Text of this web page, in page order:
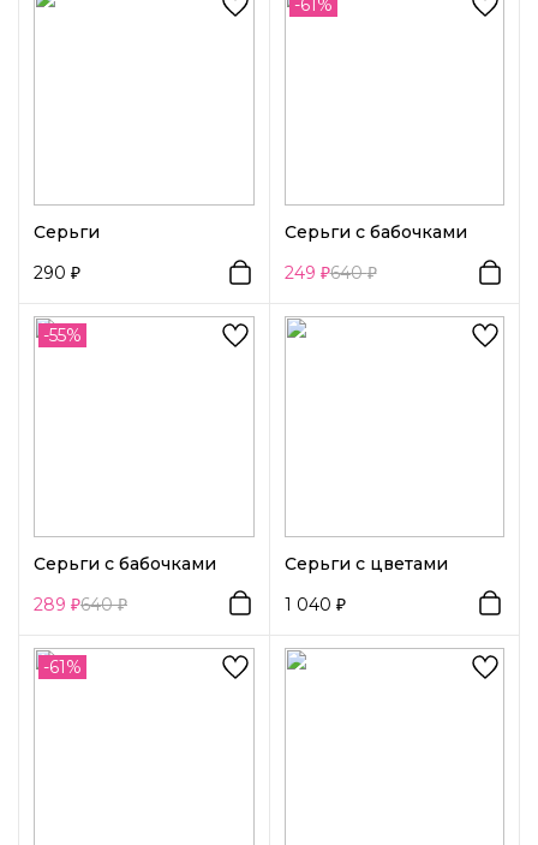
Серьги
290
Серьги с бабочками
249
640
-55%
Серьги с бабочками
289
640
Серьги с цветами
1 040
-61%